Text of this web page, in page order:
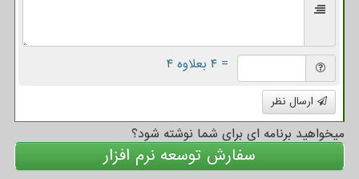
= ۴ بعلاوه ۴
ارسال نظر
میخواهید برنامه ای برای شما نوشته شود؟
سفارش توسعه نرم افزار